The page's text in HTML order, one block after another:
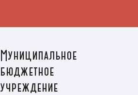
Муниципальное
бюджетное
учреждение